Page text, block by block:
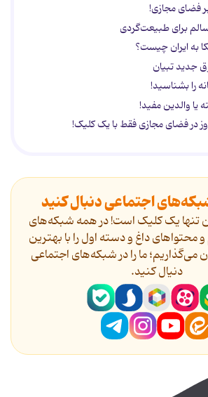
فضای مجازی!
به ایران چیست؟
جدید تبیان
را بشناسید!
والدین مفید!
در فضای مجازی فقط با یک کلیک!
اجتماعی دنبال کنید
تنها یک کلیک است! در همه شبکه‌های
محتواهای داغ و دسته اول را با بهترین
می‌گذاریم؛ ما را در شبکه‌های اجتماعی
دنیال کنید.